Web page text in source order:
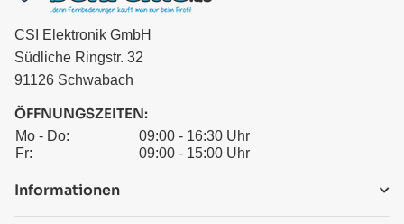
CSI Elektronik GmbH
Südliche Ringstr. 32
91126 Schwabach
ÖFFNUNGSZEITEN:
Mo - Do:
09:00 - 16:30 Uhr
Fr:
09:00 - 15:00 Uhr
Informationen